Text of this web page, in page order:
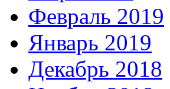
Февраль 2019
Январь 2019
Декабрь 2018